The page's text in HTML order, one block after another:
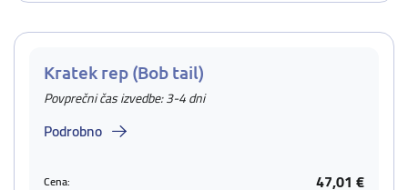
Kratek rep (Bob tail)
Povprečni čas izvedbe: 3-4 dni
Podrobno
Cena: 47,01 €